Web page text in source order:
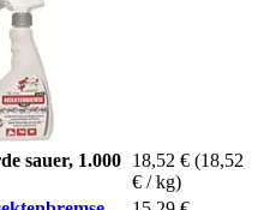
sauer, 1.000 18,52 € (18,52
€ / kg)